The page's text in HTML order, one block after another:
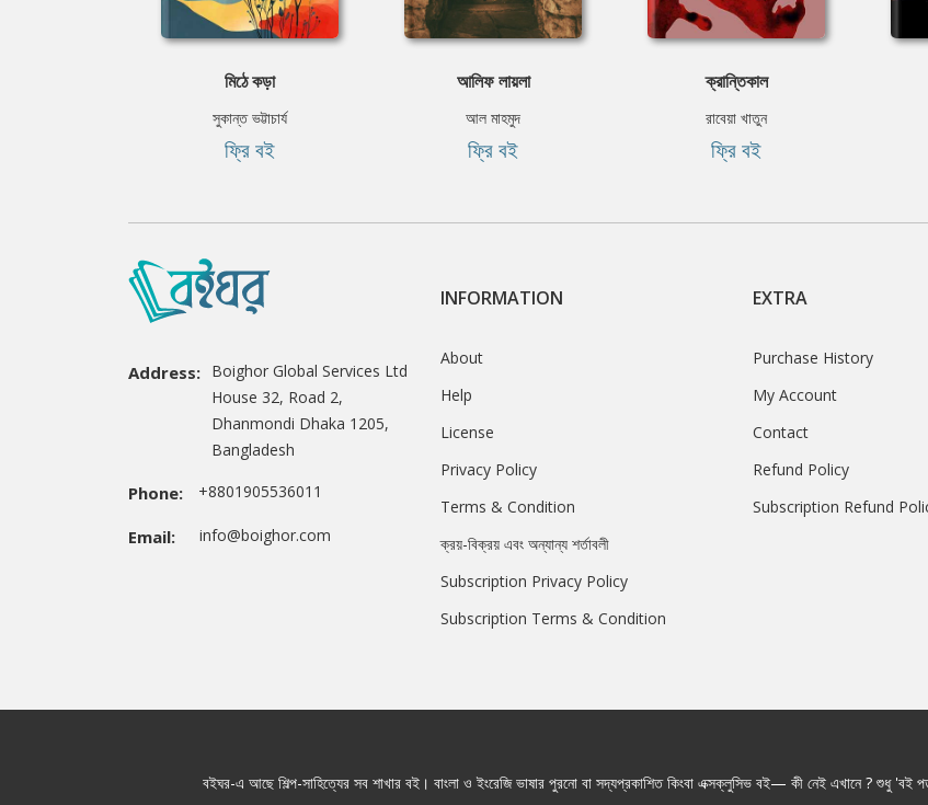
মিঠে কড়া
সুকান্ত ভট্টাচার্য
ফ্রি বই
আলিফ লায়লা
আল মাহমুদ
ফ্রি বই
ক্রান্তিকাল
রাবেয়া খাতুন
ফ্রি বই
Address: Boighor Global Services Ltd
House 32, Road 2,
Dhanmondi Dhaka 1205,
Bangladesh
Phone: +8801905536011
Email: info@boighor.com
INFORMATION
About
Help
License
Privacy Policy
Terms & Condition
ক্রয়-বিক্রয় এবং অন্যান্য শর্তাবলী
Subscription Privacy Policy
Subscription Terms & Condition
EXTRA
Purchase History
My Account
Contact
Refund Policy
Subscription Refund
বইঘর-এ আছে শিল্প-সাহিত্যের সব শাখার বই। বাংলা ও ইংরেজি ভাষার পুরনো বা সদ্যপ্রকাশিত কিংবা এক্সক্লুসিভ বই— কী নেই এখানে ? শুধু